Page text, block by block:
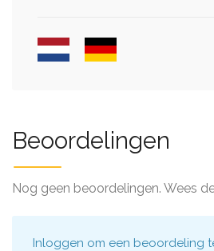
Beoordelingen
Nog geen beoordelingen. Wees
Inloggen om een beoordeling